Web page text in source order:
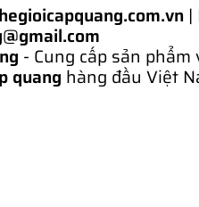
|
- Cung cấp sản
quang hàng đầu Việt